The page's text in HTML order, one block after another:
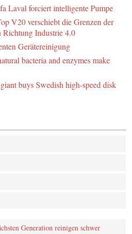
Laval forciert intelligente Pumpe
V20 verschiebt die Grenzen der
Richtung Industrie 4.0
Gerätereinigung
bacteria and enzymes make
buys Swedish high-speed disk
Generation reinigen schwer